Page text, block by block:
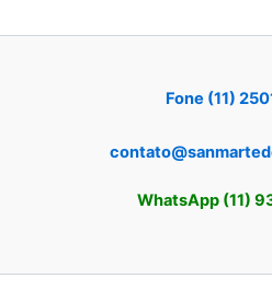
Fone (11)
WhatsApp (11)